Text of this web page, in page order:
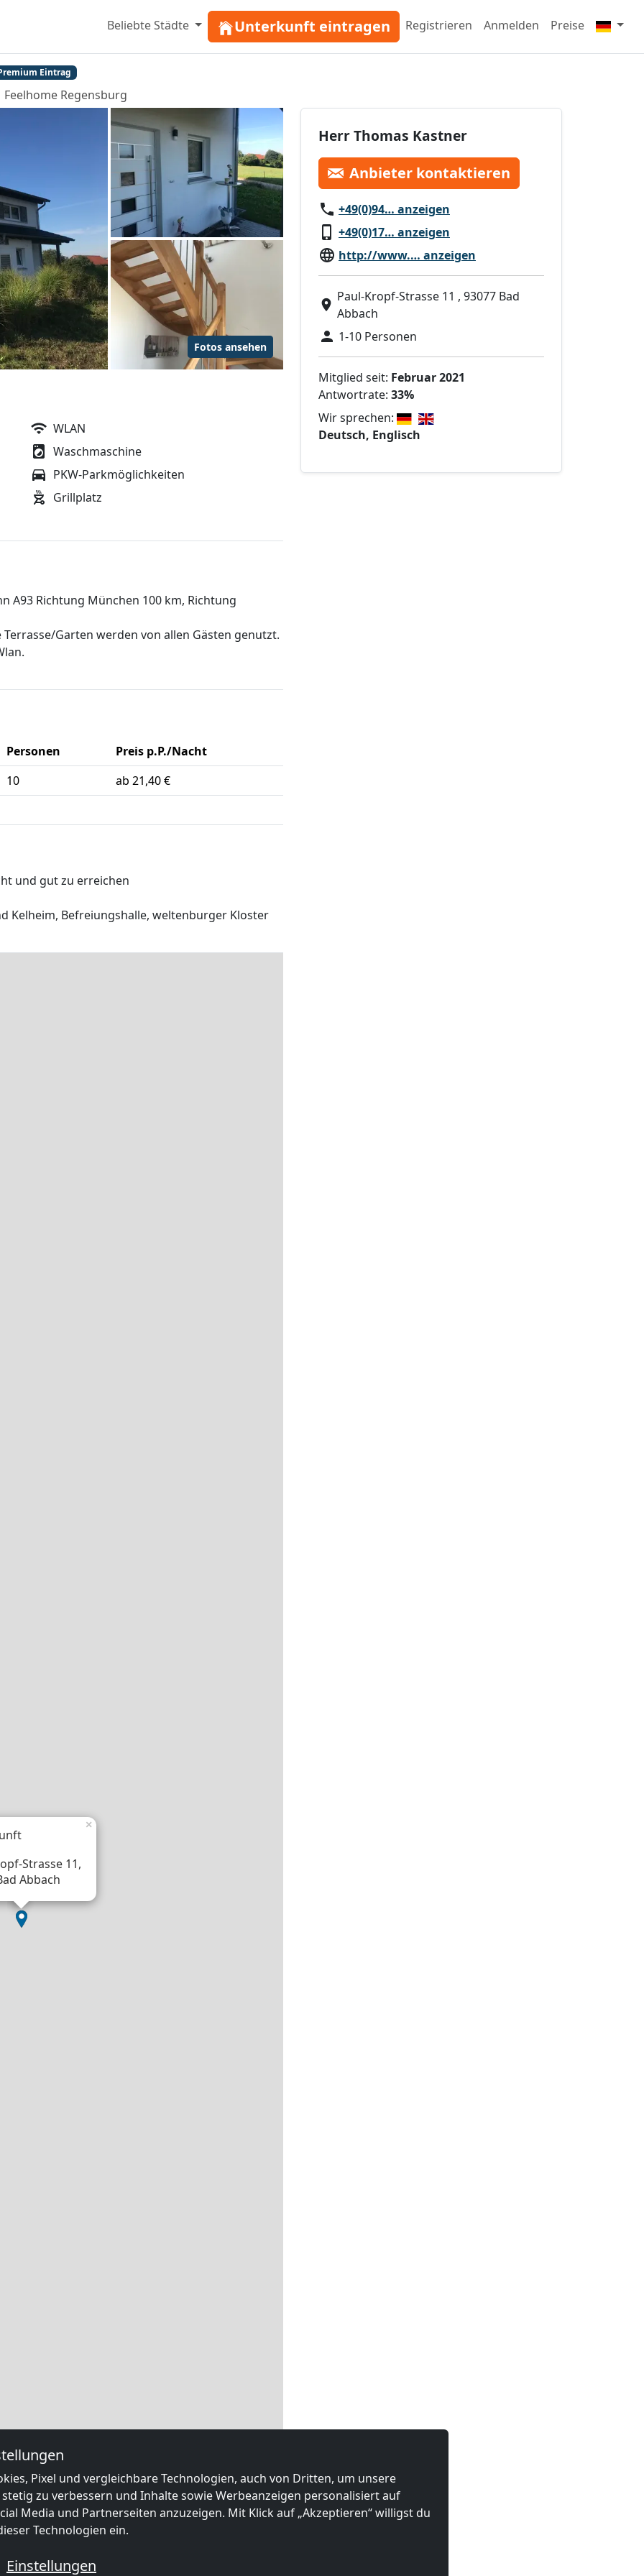
Beliebte Städte Unterkunft eintragen Registrieren Anmelden Preise
Eintrag
Feelhome Regensburg
Fotos ansehen
Herr Thomas Kastner
Anbieter kontaktieren
+49(0)94… anzeigen
+49(0)17… anzeigen
http://www.… anzeigen
Paul-Kropf-Strasse 11 , 93077 Bad
Abbach
1-10 Personen
Mitglied seit: Februar 2021
Antwortrate: 33%
Wir sprechen:
Deutsch, Englisch
WLAN
Waschmaschine
PKW-Parkmöglichkeiten
Grillplatz
A93 Richtung München 100 km, Richtung
Garten werden von allen Gästen genutzt.
Personen
Preis p.P./Nacht
10
ab 21,40 €
und gut zu erreichen
Kelheim, Befreiungshalle, weltenburger Kloster
Strasse 11,
Abbach
×
Pixel und vergleichbare Technologien, auch von Dritten, um unsere
zu verbessern und Inhalte sowie Werbeanzeigen personalisiert auf
Media und Partnerseiten anzuzeigen. Mit Klick auf „Akzeptieren“ willigst du
Technologien ein.
Einstellungen